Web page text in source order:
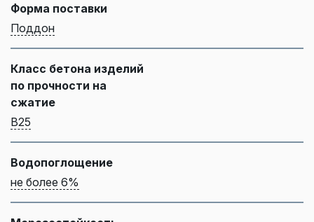
Форма поставки
Поддон
Класс бетона изделий
по прочности на
сжатие
B25
Водопоглощение
не более 6%